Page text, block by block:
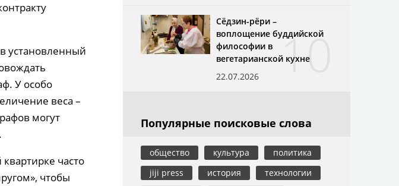
установленный
У особо
веса –
могут
часто
чтобы
10
Сёдзин-рёри –
воплощение буддийской
философии в
вегетарианской кухне
22.07.2026
Популярные поисковые слова
общество культура
политика
jiji press
история
технологии